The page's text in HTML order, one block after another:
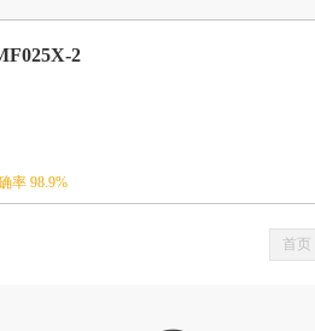
率 98.9%
2
首页